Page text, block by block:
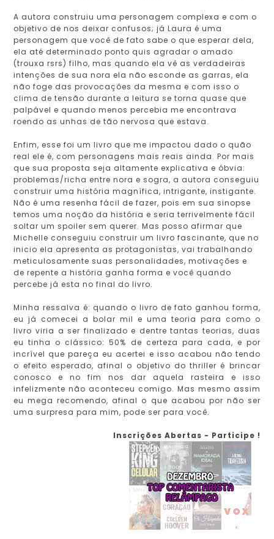
A autora construiu uma personagem complexa e com o
objetivo de nos deixar confusos; já Laura é uma
personagem que você de fato sabe o que esperar dela,
ela até determinado ponto quis agradar o amado
(trouxa rsrs) filho, mas quando ela vê as verdadeiras
intenções de sua nora ela não esconde as garras, ela
não foge das provocações da mesma e com isso o
clima de tensão durante a leitura se torna quase que
palpável e quando menos percebia me encontrava
roendo as unhas de tão nervosa que estava.
Enfim, esse foi um livro que me impactou dado o quão
real ele é, com personagens mais reais ainda. Por mais
que sua proposta seja altamente explicativa e óbvia:
problemas/richa entre nora e sogra, a autora conseguiu
construir uma história magnífica, intrigante, instigante.
Não é uma resenha fácil de fazer, pois em sua sinopse
temos uma noção da história e seria terrivelmente fácil
soltar um spoiler sem querer. Mas posso afirmar que
Michelle conseguiu construir um livro fascinante, que no
inicio ela apresenta as protagonistas, vai trabalhando
meticulosamente suas personalidades, motivações e
de repente a história ganha forma e você quando
percebe já esta no final do livro.
Minha ressalva é: quando o livro de fato ganhou forma,
eu já comecei a bolar mil e uma teoria para como o
livro viria a ser finalizado e dentre tantas teorias, duas
eu tinha o clássico: 50% de certeza para cada, e por
incrível que pareça eu acertei e isso acabou não tendo
o efeito esperado, afinal o objetivo do thriller é brincar
conosco e no fim nos dar aquela rasteira e isso
infelizmente não aconteceu comigo. Mas mesmo assim
eu mega recomendo, afinal o que acabou por não ser
uma surpresa para mim, pode ser para você.
Inscrições Abertas - Participe !